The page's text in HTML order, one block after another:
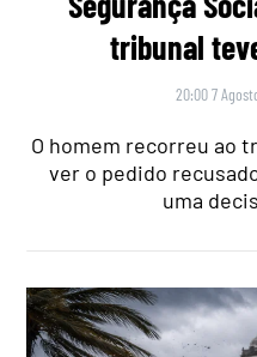
tribunal
20:00 7
O homem recorreu ao
ver o pedido
uma